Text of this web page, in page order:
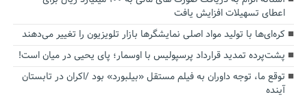
اعطای تسهیلات افزایش یافت
کره‌ای‌ها با تولید مواد اصلی نمایشگرها بازار تلویزیون را تغییر می‌دهند
پشت‌پرده تمدید قرارداد پرسپولیس با اوسمار؛ پای یحیی در میان است!
توقع ما، توجه داوران به فیلم مستقل «بیلبورد» بود /اکران در تابستان
آینده